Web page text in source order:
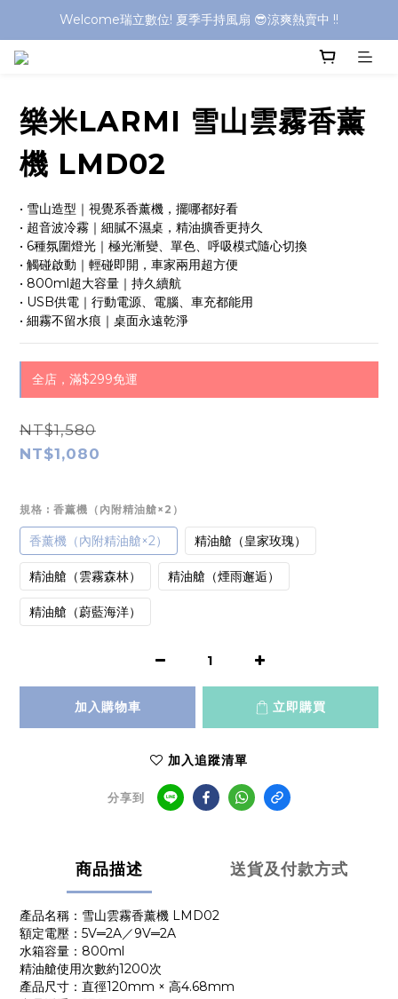
Welcome瑞立數位! 夏季手持風扇 😎涼爽熱賣中 !!
Welcome瑞立數位! 夏季手持風扇 😎涼爽熱賣中 !!
Welcome瑞立數位! 夏季手持風扇 😎涼爽熱賣中 !!
樂米LARMI 雪山雲霧香薰
機 LMD02
• 雪山造型｜視覺系香薰機，擺哪都好看
• 超音波冷霧｜細膩不濕桌，精油擴香更持久
• 6種氛圍燈光｜極光漸變、單色、呼吸模式隨心切換
• 觸碰啟動｜輕碰即開，車家兩用超方便
• 800ml超大容量｜持久續航
• USB供電｜行動電源、電腦、車充都能用
• 細霧不留水痕｜桌面永遠乾淨
全店，滿$299免運
NT$1,580
NT$1,080
規格 : 香薰機（內附精油艙×2）
香薰機（內附精油艙×2） 精油艙（皇家玫瑰）
精油艙（雲霧森林） 精油艙（煙雨邂逅）
精油艙（蔚藍海洋）
加入購物車 立即購買
加入追蹤清單
分享到
商品描述 送貨及付款方式
產品名稱：雪山雲霧香薰機 LMD02
額定電壓：5V═2A／9V═2A
水箱容量：800ml
精油艙使用次數約1200次
產品尺寸：直徑120mm × 高4.68mm